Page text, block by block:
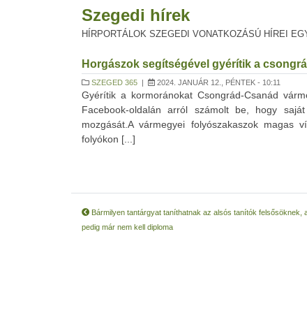
Szegedi hírek
HÍRPORTÁLOK SZEGEDI VONATKOZÁSÚ HÍREI
Horgászok segítségével gyérítik a
SZEGED 365 | 2024. JANUÁR 12., PÉNTEK - 10:11
Gyérítik a kormoránokat Csongrád-Csanád
Facebook-oldalán arról számolt be, hogy
mozgását.A vármegyei folyószakaszok
folyókon [...]
Bármilyen tantárgyat taníthatnak az alsós tanítók felsősöknek,
pedig már nem kell diploma